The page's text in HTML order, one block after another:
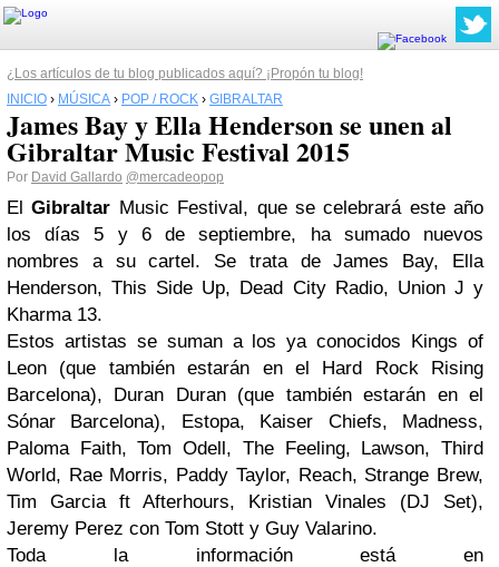
¿Los artículos de tu blog publicados aquí? ¡Propón tu blog!
INICIO › MÚSICA › POP / ROCK › GIBRALTAR
James Bay y Ella Henderson se unen al
Gibraltar Music Festival 2015
Por David Gallardo @mercadeopop
ElGibraltar Music Festival, que se celebrará este año
los días 5 y 6 de septiembre, ha sumado nuevos
nombres a su cartel. Se trata de James Bay, Ella
Henderson, This Side Up, Dead City Radio, Union J y
Kharma 13.
Estos artistas se suman a los ya conocidos Kings of
Leon (que también estarán en el Hard Rock Rising
Barcelona), Duran Duran (que también estarán en el
Sónar Barcelona), Estopa, Kaiser Chiefs, Madness,
Paloma Faith, Tom Odell, The Feeling, Lawson, Third
World, Rae Morris, Paddy Taylor, Reach, Strange Brew,
Tim Garcia ft Afterhours, Kristian Vinales (DJ Set),
Jeremy Perez con Tom Stott y Guy Valarino.
Toda la información está en